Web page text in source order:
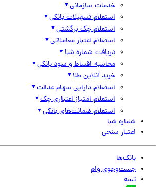
خدمات سازمانی
استعلام تسهیلات بانکی
استعلام چک برگشتی
استعلام اعتبار معاملاتی
دریافت شماره شبا
محاسبه اقساط و سود بانکی
خرید آنلاین طلا
استعلام دارایی سهام عدالت
استعلام امتیاز اعتباری چک
استعلام ضمانت‌های بانکی
شماره شبا
اعتبار سنجی
بانک‌ها
جست‌وجوی وام
تسه